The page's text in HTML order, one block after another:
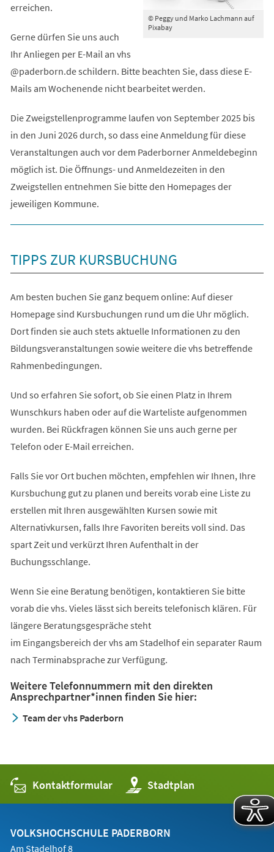
© Peggy und Marko Lachmann auf
Pixabay
erreichen.
Gerne dürfen Sie uns auch
Ihr Anliegen per E-Mail an vhs
paderborn deschildern. Bitte beachten Sie, dass diese E-
Mails am Wochenende nicht bearbeitet werden.
Die Zweigstellenprogramme laufen von September 2025 bis
in den Juni 2026 durch, so dass eine Anmeldung für diese
Veranstaltungen auch vor dem Paderborner Anmeldebeginn
möglich ist. Die Öffnungs- und Anmeldezeiten in den
Zweigstellen entnehmen Sie bitte den Homepages der
jeweiligen Kommune.
TIPPS ZUR KURSBUCHUNG
Am besten buchen Sie ganz bequem online: Auf dieser
Homepage sind Kursbuchungen rund um die Uhr möglich.
Dort finden sie auch stets aktuelle Informationen zu den
Bildungsveranstaltungen sowie weitere die vhs betreffende
Rahmenbedingungen.
Und so erfahren Sie sofort, ob Sie einen Platz in Ihrem
Wunschkurs haben oder auf die Warteliste aufgenommen
wurden. Bei Rückfragen können Sie uns auch gerne per
Telefon oder E-Mail erreichen.
Falls Sie vor Ort buchen möchten, empfehlen wir Ihnen, Ihre
Kursbuchung gut zu planen und bereits vorab eine Liste zu
erstellen mit Ihren ausgewählten Kursen sowie mit
Alternativkursen, falls Ihre Favoriten bereits voll sind. Das
spart Zeit und verkürzt Ihren Aufenthalt in der
Buchungsschlange.
Wenn Sie eine Beratung benötigen, kontaktieren Sie bitte
vorab die vhs. Vieles lässt sich bereits telefonisch klären. Für
längere Beratungsgespräche steht
im Eingangsbereich der vhs am Stadelhof ein separater Raum
nach Terminabsprache zur Verfügung.
Weitere Telefonnummern mit den direkten
Ansprechpartner*innen finden Sie hier:
Team der vhs Paderborn
Kontaktformular Stadtplan
(Öffnet
in
einem
Tab)
VOLKSHOCHSCHULE PADERBORN
Am Stadelhof 8